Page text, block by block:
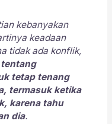
kebanyakan
keadaan
tidak ada konflik,
tetap tenang
termasuk ketika
karena tahu
dia.